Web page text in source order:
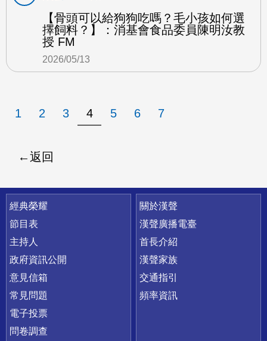
【骨頭可以給狗狗吃嗎？毛小孩如何選
擇飼料？】：消基會食品委員陳明汝教
授 FM
2026/05/13
1 2 3 4 5 6 7
返回
快速連結
經典榮耀
節目表
主持人
政府資訊公開
意見信箱
常見問題
電子投票
問卷調查
關於漢聲
漢聲廣播電臺
首長介紹
漢聲家族
交通指引
頻率資訊